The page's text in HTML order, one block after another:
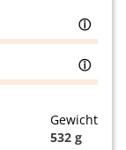
ⓘ
ⓘ
Gewicht
532 g